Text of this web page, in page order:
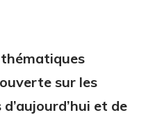
sur les
et de